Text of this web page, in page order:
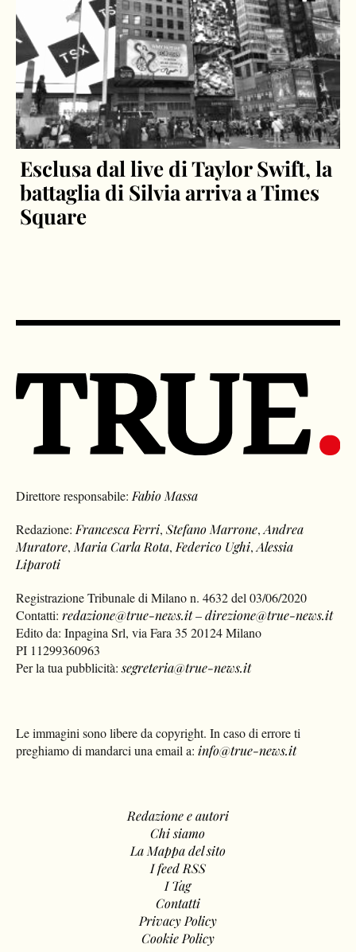
Esclusa dal live di Taylor Swift, la
battaglia di Silvia arriva a Times
Square
Direttore responsabile: Fabio Massa
Redazione: Francesca Ferri,Stefano Marrone,Andrea
Muratore, Maria Carla Rota, Federico Ughi,Alessia
Liparoti
Registrazione Tribunale di Milano n. 4632 del 03/06/2020
Contatti:redazione@true-news.it–direzione@true-news.it
Edito da: Inpagina Srl, via Fara 35 20124 Milano
PI 11299360963
Per la tua pubblicità:segreteria@true-news.it
Le immagini sono libere da copyright. In caso di errore ti
preghiamo di mandarci una email a: info@true-news.it
Redazione e autori
Chi siamo
La Mappa del sito
I feed RSS
I Tag
Contatti
Privacy Policy
Cookie Policy